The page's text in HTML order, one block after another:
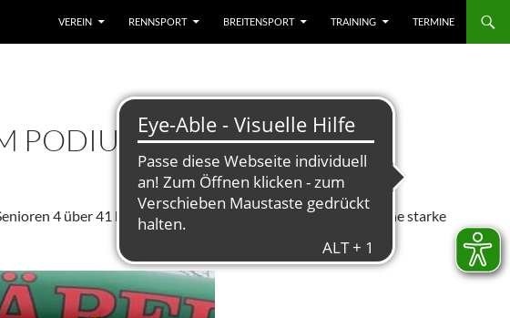
VEREIN RENNSPORT BREITENSPORT TRAINING TERMINE
PODIUM
4 über 41 km. Bei dem rasanten Rennen zeigte Ande eine starke